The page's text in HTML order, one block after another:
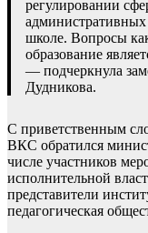
регулировании
школе. Вопросы
образование
— подчеркнула
Дудникова.
С приветственным
ВКС обратился
числе участников
исполнительной
представители
педагогическая